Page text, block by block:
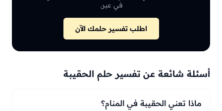
في عبر.
اطلب تفسير حلمك الآن
أسئلة شائعة عن تفسير حلم الحقيبة
ماذا تعني الحقيبة في المنام؟